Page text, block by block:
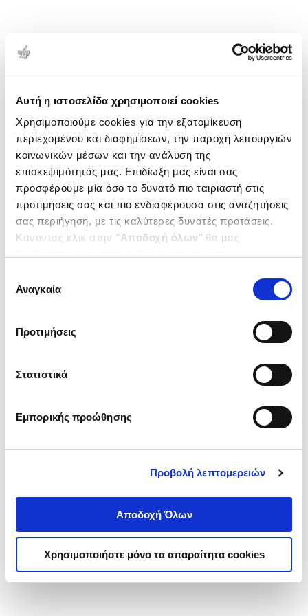
Αυτή η ιστοσελίδα χρησιμοποιεί cookies
Χρησιμοποιούμε cookies για την εξατομίκευση
περιεχομένου και διαφημίσεων, την παροχή λειτουργιών
κοινωνικών μέσων και την ανάλυση της
επισκεψιμότητάς μας. Επιδίωξη μας είναι σας
προσφέρουμε μία όσο το δυνατό πιο ταιριαστή στις
προτιμήσεις σας και πιο ενδιαφέρουσα στις αναζητήσεις
σας περιήγηση, με τις καλύτερες δυνατές προτάσεις.
Κάνοντας κλικ στην ‘’Αποδοχή όλων’’ θα μας
ενδιαφέρουν και να επιλέξετε από τα παρακάτω με την
΄΄και να ενημερωθείτε σχετικά με
συγκατάθεσης
Αναγκαία
Προτιμήσεις
Στατιστικά
Εμπορικής προώθησης
Προβολή λεπτομερειών
Αποδοχή Όλων
Χρησιμοποιήστε μόνο τα απαραίτητα cookies